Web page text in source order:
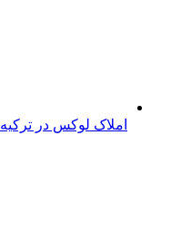
املاک لوکس در ترکیه